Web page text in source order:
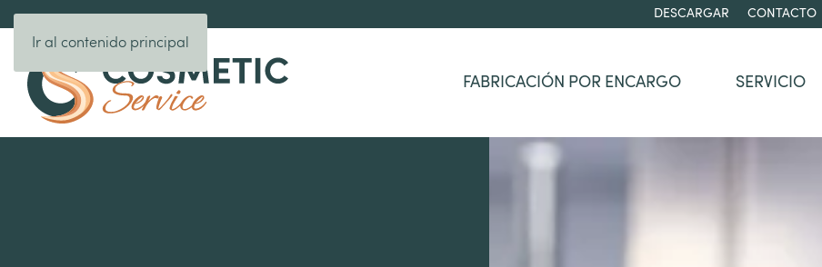
Ir al contenido principal
DESCARGAR CONTACTO
FABRICACIÓN POR ENCARGO SERVICIO